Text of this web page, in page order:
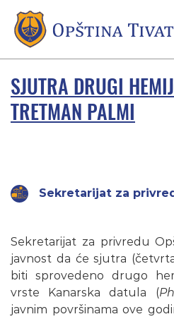
SJUTRA DRUGI
TRETMAN PALMI
Sekretarijat za
Sekretarijat za privredu
javnost da će sjutra
biti sprovedeno drugo
vrste Kanarska datula (
javnim površinama ove